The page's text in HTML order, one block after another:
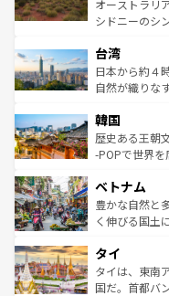
るだろう。車
情報は
文化や歴史が
人々、おいし
ク、伝統的な
っている。訪
はコンテンツ一
オーストラリ
シドニーのシ
リアリーフや
ク）、タスマ
ど、見どころ
いる。アクテ
ビング、ハイ
い。オースト
参照してほしい
台湾
日本から約４
自然が織りな
ン）、静ひつ
と山間の静け
驚きをもたら
容にもいいと
照してほしい。
韓国
歴史ある王朝
-POPで世界
き、地方に足
できる。そし
まで、さまざ
リティに包ま
覧を参照して
ベトナム
豊かな自然と
く伸びる国土
急速な発展と
ーチミン市の
醸し出してい
タイ
タイは、東南
国だ。首都バ